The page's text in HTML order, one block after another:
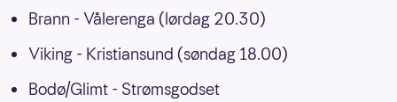
Brann - Vålerenga (lørdag 20.30)
Viking - Kristiansund (søndag 18.00)
Bodø/Glimt - Strømsgodset